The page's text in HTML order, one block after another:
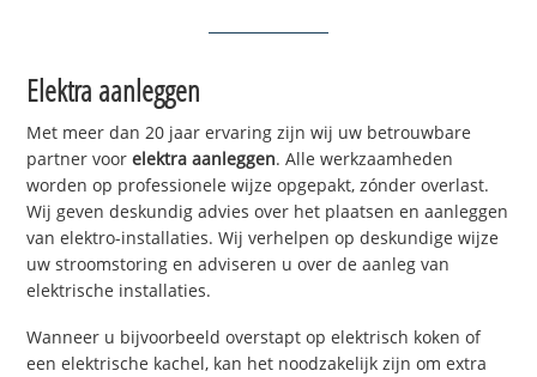
Elektra aanleggen
Met meer dan 20 jaar ervaring zijn wij uw betrouwbare
partner voorelektra aanleggen. Alle werkzaamheden
worden op professionele wijze opgepakt, zónder overlast.
Wij geven deskundig advies over het plaatsen en aanleggen
van elektro-installaties. Wij verhelpen op deskundige wijze
uw stroomstoring en adviseren u over de aanleg van
elektrische installaties.
Wanneer u bijvoorbeeld overstapt op elektrisch koken of
een elektrische kachel, kan het noodzakelijk zijn om extra